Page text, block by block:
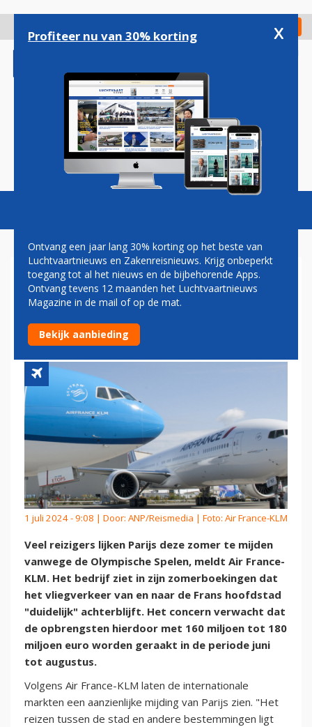
gaan
Check in
Magazine Podcasts Vacatures
OMZETALARM AIR FRANCE-
KLM: REIZIGERS MIJDEN
PARIJS OM SPELEN
1 juli 2024 - 9:08 | Door: ANP/Reismedia | Foto: Air France-KLM
Veel reizigers lijken Parijs deze zomer te mijden
vanwege de Olympische Spelen, meldt Air France-
KLM. Het bedrijf ziet in zijn zomerboekingen dat
het vliegverkeer van en naar de Frans hoofdstad
"duidelijk" achterblijft. Het concern verwacht dat
de opbrengsten hierdoor met 160 miljoen tot 180
miljoen euro worden geraakt in de periode juni
tot augustus.
Volgens Air France-KLM laten de internationale
markten een aanzienlijke mijding van Parijs zien. "Het
reizen tussen de stad en andere bestemmingen ligt
Profiteer nu van 30% korting x
Ontvang een jaar lang 30% korting op het beste van
Luchtvaartnieuws en Zakenreisnieuws. Krijg onbeperkt
toegang tot al het nieuws en de bijbehorende Apps.
Ontvang tevens 12 maanden het Luchtvaartnieuws
Magazine in de mail of op de mat.
Bekijk aanbieding